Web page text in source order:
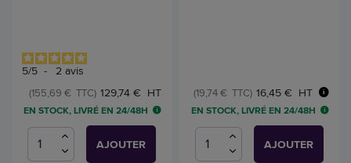
5/5 - 2 avis
129,74 € HT
(155,69 € TTC)
EN STOCK, LIVRÉ EN 24/48H
AJOUTER
16,45 € HT
(19,74 € TTC)
EN STOCK, LIVRÉ EN 24/48H
AJOUTER